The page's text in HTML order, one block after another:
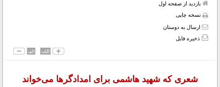
بازدید از صفحه اول
نسخه چاپی
ارسال به دوستان
ذخیره فایل
شعری که شهید هاشمی برای امدادگرها می‌خواند